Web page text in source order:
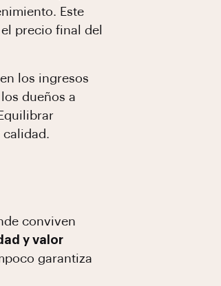
Este
precio final del
los ingresos
dueños a
calidad.
conviven
y valor
garantiza